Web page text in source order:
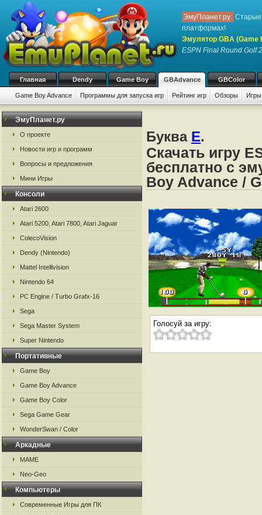
ЭмуПланет.ру: Старые
платформах!
Эмулятор GBA (Game
ESPN Final Round Golf
Главная Dendy Game Boy GBAdvance GBColor
Game Boy Advance Программы для запуска игр Рейтинг игр Обзоры
ЭмуПланет.ру
О проекте
Новости игр и программ
Вопросы и предложения
Мини Игры
Консоли
Atari 2600
Atari 5200, Atari 7800, Atari Jaguar
ColecoVision
Dendy (Nintendo)
Mattel Intellivision
Nintendo 64
PC Engine / Turbo Grafx-16
Sega
Sega Master System
Super Nintendo
Портативные
Game Boy
Game Boy Advance
Game Boy Color
Sega Game Gear
WonderSwan / Color
Аркадные
MAME
Neo-Geo
Компьютеры
Современные Игры для ПК
Буква E.
Скачать игру
бесплатно с
Boy Advance /
Голосуй за игру: